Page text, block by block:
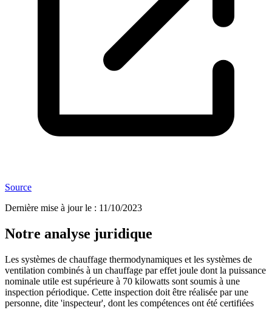
Source
Dernière mise à jour le : 11/10/2023
Notre analyse juridique
Les systèmes de chauffage thermodynamiques et les systèmes de
ventilation combinés à un chauffage par effet joule dont la puissance
nominale utile est supérieure à 70 kilowatts sont soumis à une
inspection périodique. Cette inspection doit être réalisée par une
personne, dite 'inspecteur', dont les compétences ont été certifiées